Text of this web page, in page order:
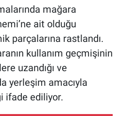
mağara
ait olduğu
parçalarına rastlandı.
kullanım geçmişinin
uzandığı ve
yerleşim amacıyla
ifade ediliyor.